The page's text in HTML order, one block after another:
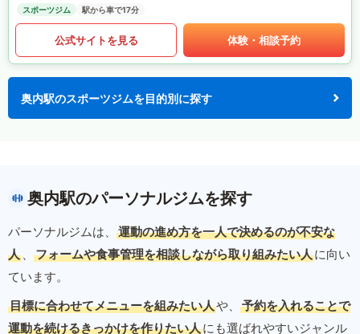
スポーツジム 駅から車で17分
公式サイトを見る 体験・相談予約
奥内駅のスポーツジムを目的別に探す
奥内駅のパーソナルジムを探す
パーソナルジムは、
運動の進め方を一人で決めるのが不安な
人 、 フォームや食事管理を相談しながら取り組みたい人に向い
ています。
目標に合わせてメニューを組みたい人や、
予約を入れることで
運動を続けるきっかけを作りたい人にも選ばれやすいジャンル